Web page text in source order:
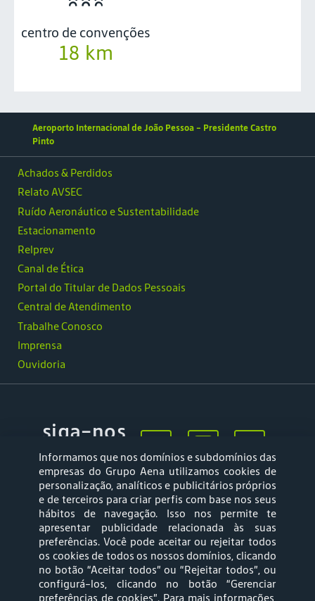
centro de convenções
18 km
Aeroporto Internacional de João Pessoa - Presidente Castro
Pinto
Ouvidoria
Achados & Perdidos
Relato AVSEC
Ruído Aeronáutico e Sustentabilidade
Estacionamento
Relprev
Canal de Ética
Portal do Titular de Dados Pessoais
Central de Atendimento
Trabalhe Conosco
Imprensa
siga-nos
Mapa web
Política de
Privacidade
Política de Cookies
Termos e Condições
Informamos que nos domínios e subdomínios das
empresas do Grupo Aena utilizamos cookies de
personalização, analíticos e publicitários próprios
e de terceiros para criar perfis com base nos seus
hábitos de navegação. Isso nos permite te
apresentar publicidade relacionada às suas
preferências. Você pode aceitar ou rejeitar todos
os cookies de todos os nossos domínios, clicando
no botão “Aceitar todos” ou “Rejeitar todos”, ou
configurá-los, clicando no botão “Gerenciar
preferências de cookies”. Para mais informações,